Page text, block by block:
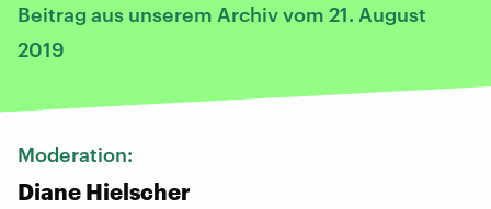
Beitrag aus unserem Archiv vom 21. August
2019
Moderation:
Diane Hielscher